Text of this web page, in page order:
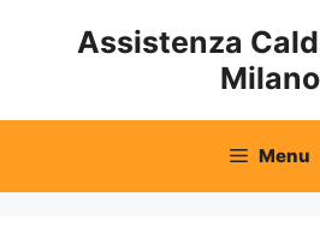
Assistenza
Milano
Menu